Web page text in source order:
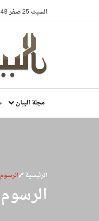
السبت 25 صفر 1448 هـ
مجلة البيان
الرئيسية